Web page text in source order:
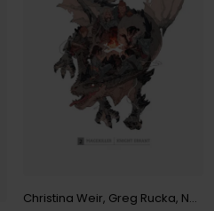
Christina Weir, Greg Rucka, Nunzio DeFilippis